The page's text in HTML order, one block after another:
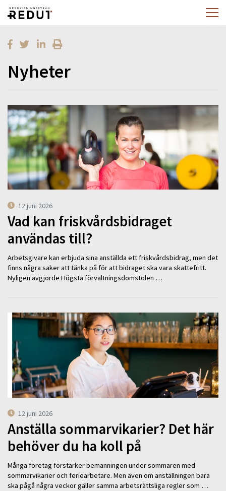
Nyheter
12 juni 2026
Vad kan friskvårdsbidraget
användas till?
Arbetsgivare kan erbjuda sina anställda ett friskvårdsbidrag, men det
finns några saker att tänka på för att bidraget ska vara skattefritt.
Nyligen avgjorde Högsta förvaltningsdomstolen …
12 juni 2026
Anställa sommarvikarier? Det här
behöver du ha koll på
Många företag förstärker bemanningen under sommaren med
sommarvikarier och feriearbetare. Men även om anställningen bara
ska pågå några veckor gäller samma arbetsrättsliga regler som …